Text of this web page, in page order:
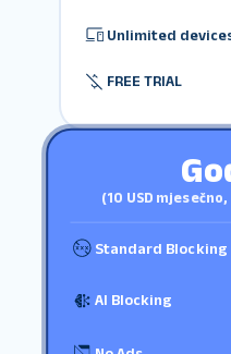
Unlimited
FREE TRIAL
(10 USD
Standard Blocking
AI Blocking